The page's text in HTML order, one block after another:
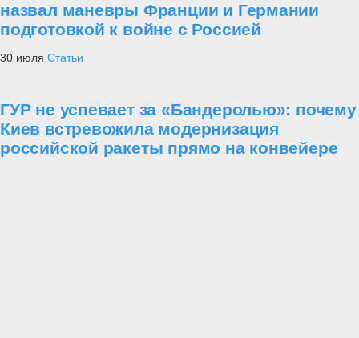
назвал маневры Франции и Германии
подготовкой к войне с Россией
30 июля Статьи
ГУР не успевает за «Бандеролью»: почему
Киев встревожила модернизация
российской ракеты прямо на конвейере